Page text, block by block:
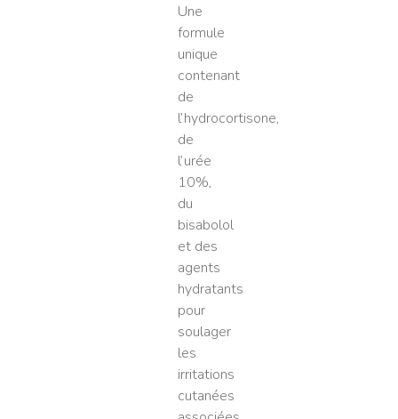
Une
formule
unique
contenant
de
l’hydrocortisone,
de
l’urée
10%,
du
bisabolol
et des
agents
hydratants
pour
soulager
les
irritations
cutanées